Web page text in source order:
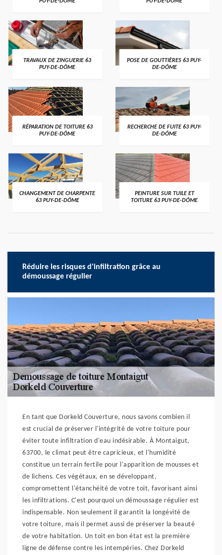
TRAVAUX DE ZINGUERIE 63
PUY-DE-DÔME
POSE DE GOUTTIÈRES 63 PUY-
DE-DÔME
RÉPARATION DE TOITURE 63
PUY-DE-DÔME
RECHERCHE DE FUITE 63 PUY-
DE-DÔME
CHANGEMENT DE CHARPENTE
63 PUY-DE-DÔME
PEINTURE SUR TUILE ET
TOITURE 63 PUY-DE-DÔME
Réduire les risques d'infiltration grâce au
démoussage régulier
En tant que Dorkeld Couverture, nous savons combien il
est crucial de préserver l'intégrité de votre toiture pour
éviter toute infiltration d'eau indésirable. À Montaigut,
63700, le climat peut être capricieux, et l'humidité
constitue un terrain fertile pour l'apparition de mousses et
de lichens. Ces végétaux, en se développant,
compromettent l'étanchéité de votre toit, favorisant ainsi
les infiltrations. C'est pourquoi un démoussage régulier est
indispensable. Non seulement il garantit la longévité de
votre toiture, mais il permet aussi de préserver la beauté
de votre habitation. Un toit en bon état est la première
ligne de défense contre les intempéries. Chez Dorkeld